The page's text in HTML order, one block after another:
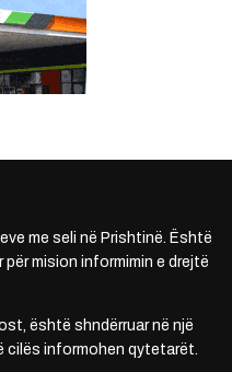
me seli në Prishtinë. Është
mision informimin e drejtë
është shndërruar në një
cilës informohen qytetarët.